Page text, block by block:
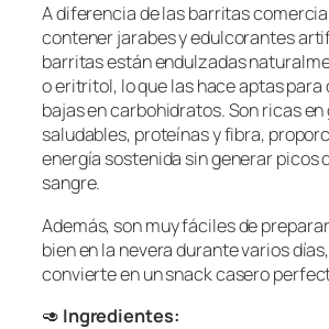
A diferencia de las barritas
contener jarabes y edulcorantes
barritas están endulzadas
o eritritol, lo que las hace aptas para
bajas en carbohidratos. Son ricas en
saludables, proteínas y fibra,
energía sostenida sin generar picos
sangre.
Además, son muy fáciles de
bien en la nevera durante varios
convierte en un snack casero
🥑 Ingredientes: